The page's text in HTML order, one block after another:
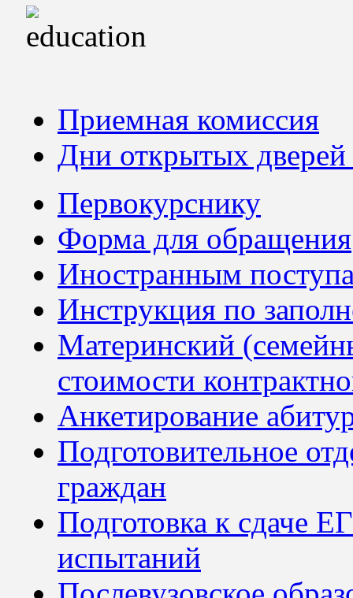
Приемная комиссия
Дни открытых дверей
Первокурснику
Форма для обращения
Иностранным
Инструкция по
Материнский
стоимости
Анкетирование
Подготовительное
граждан
Подготовка к сдаче
испытаний